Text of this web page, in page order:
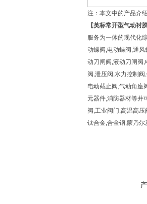
注：本文中的产品介
【英标常开型气动衬
服务为一体的现代化
动蝶阀,电动蝶阀,通
动刀闸阀,液动刀闸阀
阀,泄压阀,水力控制
电动截止阀,气动角座
元器件,消防器材等并
阀,工业阀门,高温高
钛合金,合金钢,蒙乃